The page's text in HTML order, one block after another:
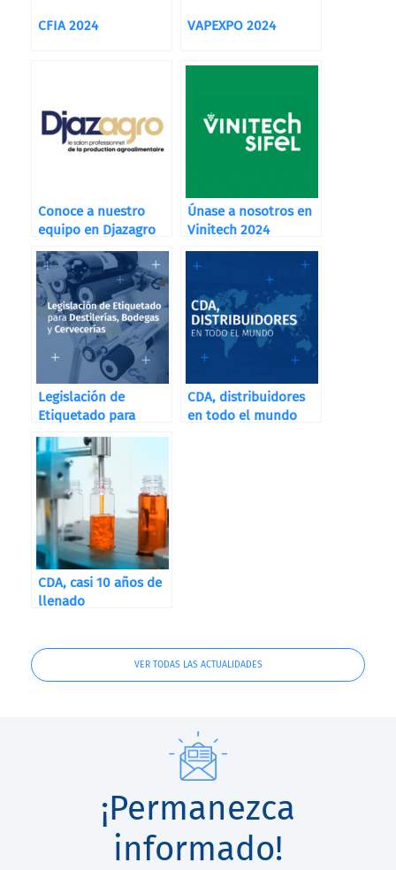
CFIA 2024 VAPEXPO 2024
Conoce a nuestro
equipo en Djazagro
Únase a nosotros en
Vinitech 2024
Legislación de
Etiquetado para
Destilerías, Bodegas
y Cervecerías
CDA, distribuidores
en todo el mundo
CDA, casi 10 años de
llenado
VER TODAS LAS ACTUALIDADES
¡Permanezca
informado!